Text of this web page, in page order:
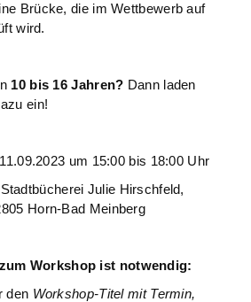
Brücke, die im Wettbewerb auf
wird.
10 bis 16 Jahren? Dann laden
ein!
um 15:00 bis 18:00 Uhr
Julie Hirschfeld,
Horn-Bad Meinberg
Workshop ist notwendig:
den Workshop-Titel mit Termin,